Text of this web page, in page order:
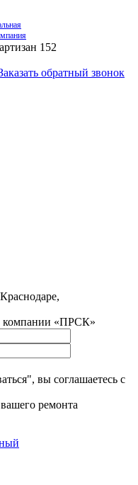
152
обратный звонок
компании «ПРСК»
вы соглашаетесь с
ремонта